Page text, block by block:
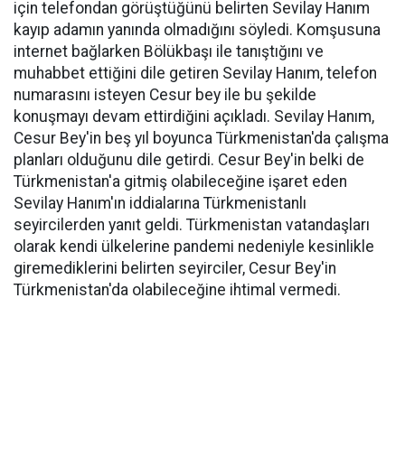
için telefondan görüştüğünü belirten Sevilay Hanım
kayıp adamın yanında olmadığını söyledi. Komşusuna
internet bağlarken Bölükbaşı ile tanıştığını ve
muhabbet ettiğini dile getiren Sevilay Hanım, telefon
numarasını isteyen Cesur bey ile bu şekilde
konuşmayı devam ettirdiğini açıkladı. Sevilay Hanım,
Cesur Bey'in beş yıl boyunca Türkmenistan'da çalışma
planları olduğunu dile getirdi. Cesur Bey'in belki de
Türkmenistan'a gitmiş olabileceğine işaret eden
Sevilay Hanım'ın iddialarına Türkmenistanlı
seyircilerden yanıt geldi. Türkmenistan vatandaşları
olarak kendi ülkelerine pandemi nedeniyle kesinlikle
giremediklerini belirten seyirciler, Cesur Bey'in
Türkmenistan'da olabileceğine ihtimal vermedi.